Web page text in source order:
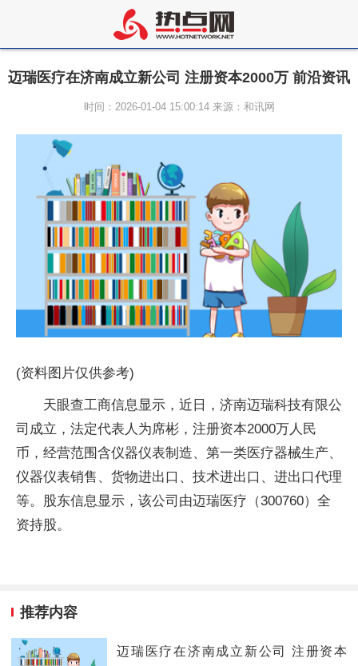
迈瑞医疗在济南成立新公司 注册资本2000万 前沿资讯
时间：2026-01-04 15:00:14 来源：和讯网
(资料图片仅供参考)
天眼查工商信息显示，近日，济南迈瑞科技有限公
司成立，法定代表人为席彬，注册资本2000万人民
币，经营范围含仪器仪表制造、第一类医疗器械生产、
仪器仪表销售、货物进出口、技术进出口、进出口代理
等。股东信息显示，该公司由迈瑞医疗（300760）全
资持股。
推荐内容
迈瑞医疗在济南成立新公司 注册资本